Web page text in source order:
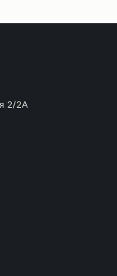
2/2А